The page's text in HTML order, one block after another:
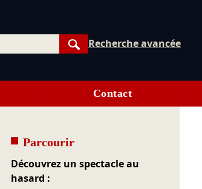
Rechercher
Recherche avancée
Contact
Parcourir
Découvrez un spectacle au
hasard :